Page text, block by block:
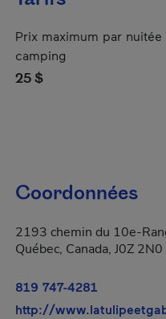
Prix maximum par
camping
25 $
Coordonnées
2193 chemin du 10e-
Québec, Canada, J0Z 2N0
819 747-4281
http://